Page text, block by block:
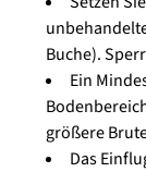
Buche).
Ein
größere
Das